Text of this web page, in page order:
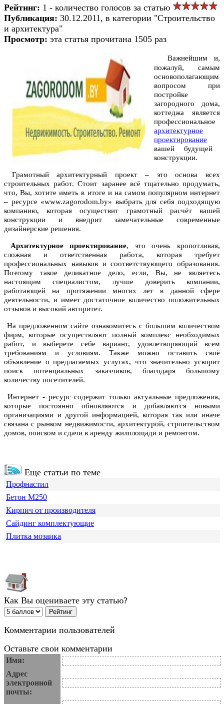
Рейтинг: 1 - количество голосов за статью
Публикация: 30.12.2011, в категории "Строительство
и архитектура"
Просмотр: эта статья прочитана 1505 раз
Важнейшим и,
пожалуй, самым
основополагающим
вопросом при
постройке
загородного дома,
коттеджа является
профессиональное
архитектурное
проектирование
вашей будущей
конструкции.
Грамотный архитектурный проект – это основа всех
строительных работ. Стоит заранее всё тщательно продумать,
что, Вы, хотите иметь в итоге и на самом популярном интернет
– ресурсе «www.zagorodom.by» выбрать для себя подходящую
компанию, которая осуществит грамотный расчёт вашей
конструкции и внедрит замечательные современные
дизайнерские решения.
Архитектурное проектирование, это очень кропотливая,
сложная и ответственная работа, которая требует
профессиональных навыков и соответствующего образования.
Поэтому такое деликатное дело, если, Вы, не являетесь
настоящим специалистом, лучше доверить компании,
работающей на протяжении многих лет в данной сфере
деятельности, и имеет достаточное количество положительных
отзывов и высокий авторитет.
На предложенном сайте ознакомитесь с большим количеством
фирм, которые осуществляют полный комплекс необходимых
работ, и выберете себе вариант, удовлетворяющий всем
требованиям и условиям. Также можно оставить своё
объявление о предлагаемых услугах, что значительно ускорит
поиск потенциальных заказчиков, благодаря большому
количеству посетителей.
Интернет - ресурс содержит только актуальные предложения,
которые постоянно обновляются и добавляются новыми
организациями и другой информацией, которая так или иначе
связана с рынком недвижимости, архитектурой, строительством
домов, поиском и сдачи в аренду жилплощади и ремонтом.
Еще статьи по теме
Профнастил
Бетон М250
Кирпич от производителя
Сайдинг комплектующие
Плитка мозаика
Как Вы оцениваете эту статью?
Комментарии пользователей
Оставьте свои комментарии
Имя:
Адрес
электронной
почты: